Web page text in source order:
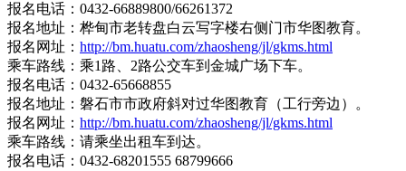
报名电话：0432-66889800/66261372
报名地址：桦甸市老转盘白云写字楼右侧门市华图教育。
报名网址： http://bm.huatu.com/zhaosheng/jl/gkms.html
乘车路线：乘1路、2路公交车到金城广场下车。
报名电话：0432-65668855
报名地址：磐石市市政府斜对过华图教育（工行旁边）。
报名网址： http://bm.huatu.com/zhaosheng/jl/gkms.html
乘车路线：请乘坐出租车到达。
报名电话：0432-68201555 68799666